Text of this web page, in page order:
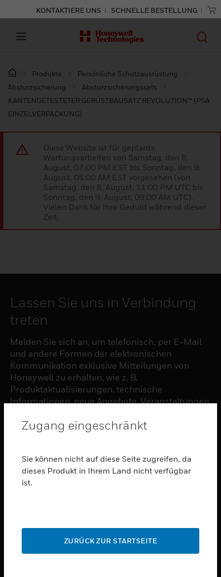
KONTAKTIERE UNS SCHNELLE BESTELLUNG
Produkte
Persönliche Schutzausrüstung
Absturzsicherung
Absturzsicherungssets
KANTENGETESTETER GERÜSTBAUSATZ REVOLUTION™ (PSA
EINZELVERPACKUNG)
Diese Website ist für geplante
Wartungsarbeiten von Samstag, den 8.
August, 07:00 PM EST bis Sonntag, den 9.
August, 05:00 AM EST vorgesehen (von
Samstag, den 8. August, 11:00 PM UTC bis
Sonntag, den 9. August, 09:00 AM UTC).
Vielen Dank für Ihre Geduld während dieser
Zeit.
Lassen Sie uns in Verbindung
treten
Melden Sie sich an, um telefonisch, per E-Mail
und andere Formen der elektronischen
Kommunikation exklusive Mitteilungen von
Honeywell zu erhalten, wie z. B.
Produktaktualisierungen, technische
Informationen, neue Angebote, Veranstaltungen
und ähnliche Themen.
ABONNIEREN
PRODUKTE
Zugang eingeschränkt
Sie können nicht auf diese Seite zugreifen, da
dieses Produkt in Ihrem Land nicht verfügbar
ist.
ZURÜCK ZUR STARTSEITE